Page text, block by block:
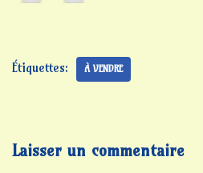
Étiquettes: À VENDRE
Laisser un commentaire